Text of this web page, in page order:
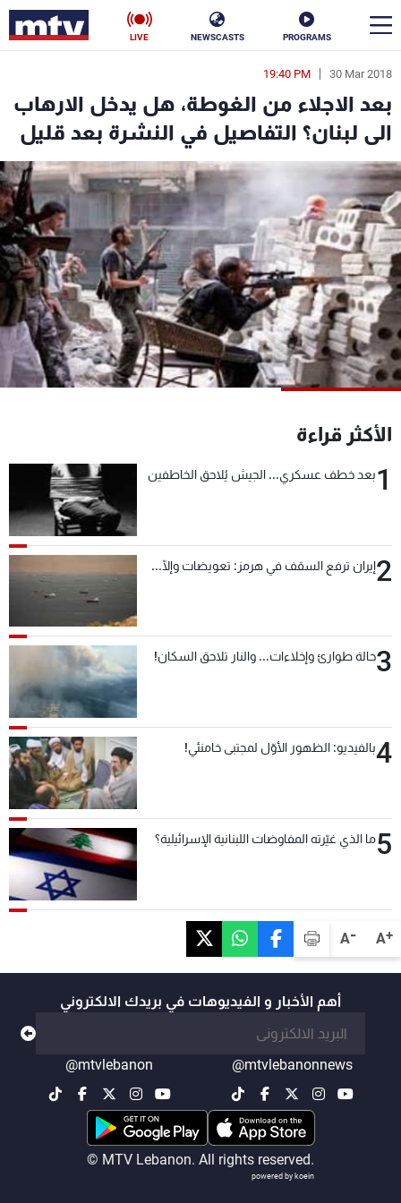
PROGRAMS
NEWSCASTS
LIVE
A+
A-
30 Mar 2018
19:40 PM
بعد الاجلاء من الغوطة، هل يدخل الارهاب
الى لبنان؟ التفاصيل في النشرة بعد قليل
الأكثر قراءة
1بعد خطف عسكري... الجيش يُلاحق الخاطفين
2إيران ترفع السقف في هرمز: تعويضات وإلّا...
3حالة طوارئ وإخلاءات... والنار تلاحق السكان!
4بالفيديو: الظهور الأوّل لمجتبى خامنئي!
5ما الذي غيّرته المفاوضات اللبنانية الإسرائيلية؟
أهم الأخبار و الفيديوهات في بريدك الالكتروني
@mtvlebanonnews
@mtvlebanon
© MTV Lebanon. All rights reserved.
powered by koein
en
الأخبار
سياسة ناس
إقتصاد فن
منوعات رياضة
كأس العالم
البرامج
جدول البرامج
شاهد البرامج
الترددات
شروط الإسـتخدام
سياسة الخصوصية